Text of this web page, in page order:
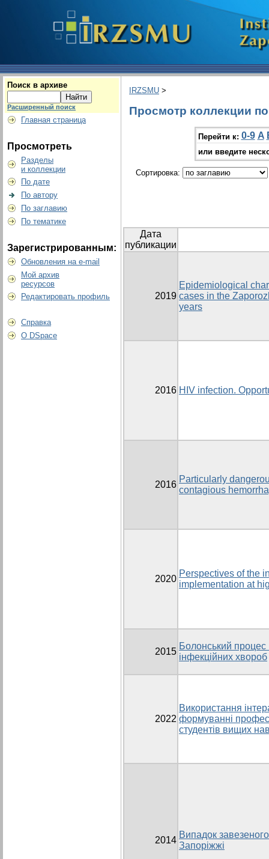
Поиск в архиве
Расширенный поиск
Главная страница
Просмотреть
Разделы
и коллекции
По дате
По автору
По заглавию
По тематике
Зарегистрированным:
Обновления на e-mail
Мой архив
ресурсов
Редактировать профиль
Справка
О DSpace
IRZSMU >
Просмотр коллекции
Перейти к: 0-9 A
или введите
Сортировка:
Дата
публикации
2019
Epidemiological
cases in the
years
2016 HIV infection.
2016
Particularly
contagious
2020
Perspectives of the
implementation at
2015
Болонський процес
інфекційних хвороб
2022
Використання
формуванні
студентів вищих
2014
Випадок
Запоріжжі